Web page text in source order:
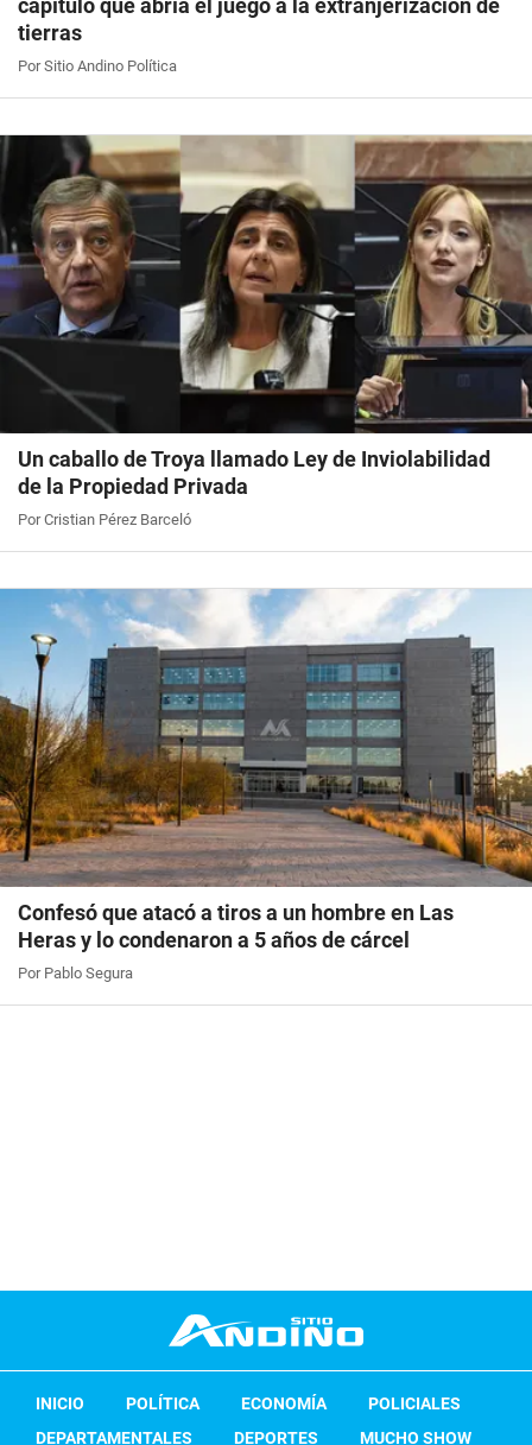
capítulo que abría el juego a la extranjerización de
tierras
Por Sitio Andino Política
Un caballo de Troya llamado Ley de Inviolabilidad
de la Propiedad Privada
Por Cristian Pérez Barceló
Confesó que atacó a tiros a un hombre en Las
Heras y lo condenaron a 5 años de cárcel
Por Pablo Segura
INICIO POLÍTICA ECONOMÍA
POLICIALES
DEPARTAMENTALES
DEPORTES MUCHO SHOW